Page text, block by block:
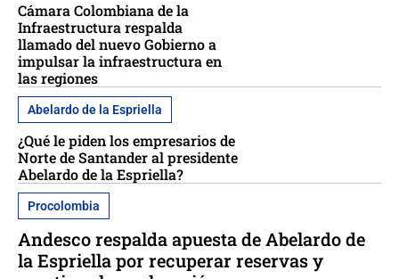
Cámara Colombiana de la
Infraestructura respalda
llamado del nuevo Gobierno a
impulsar la infraestructura en
las regiones
Abelardo de la Espriella
¿Qué le piden los empresarios de
Norte de Santander al presidente
Abelardo de la Espriella?
Procolombia
Andesco respalda apuesta de Abelardo de
la Espriella por recuperar reservas y